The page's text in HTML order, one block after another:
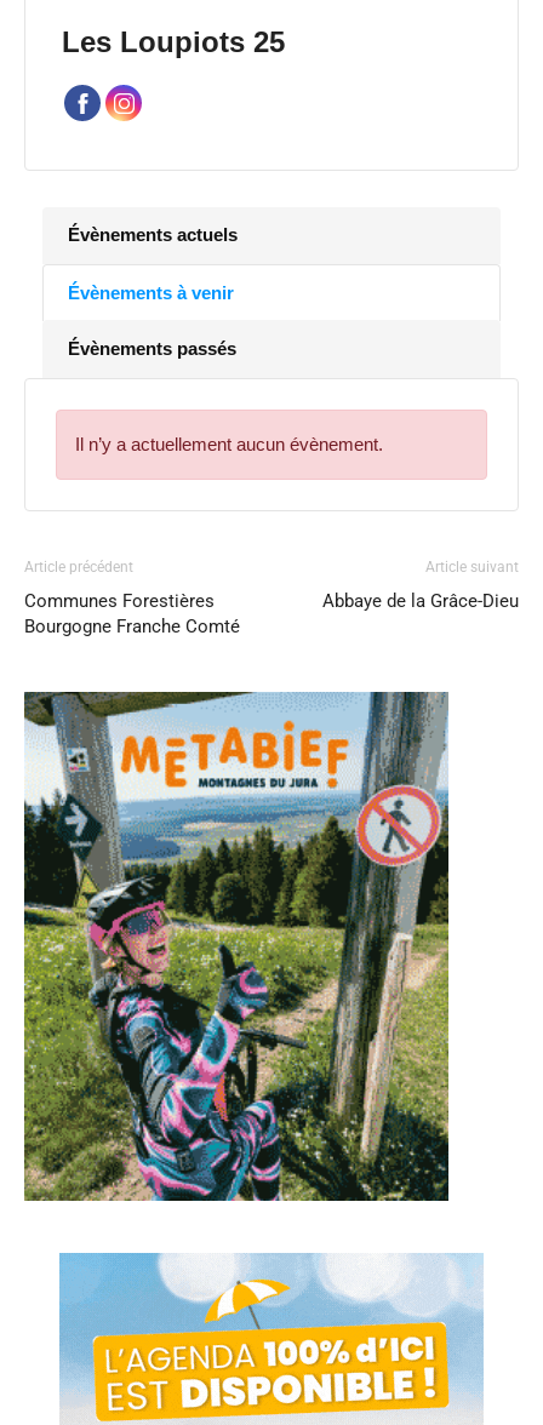
Les Loupiots 25
Évènements actuels
Évènements à venir
Évènements passés
Il n’y a actuellement aucun évènement.
Article précédent
Communes Forestières
Bourgogne Franche Comté
Article suivant
Abbaye de la Grâce-Dieu